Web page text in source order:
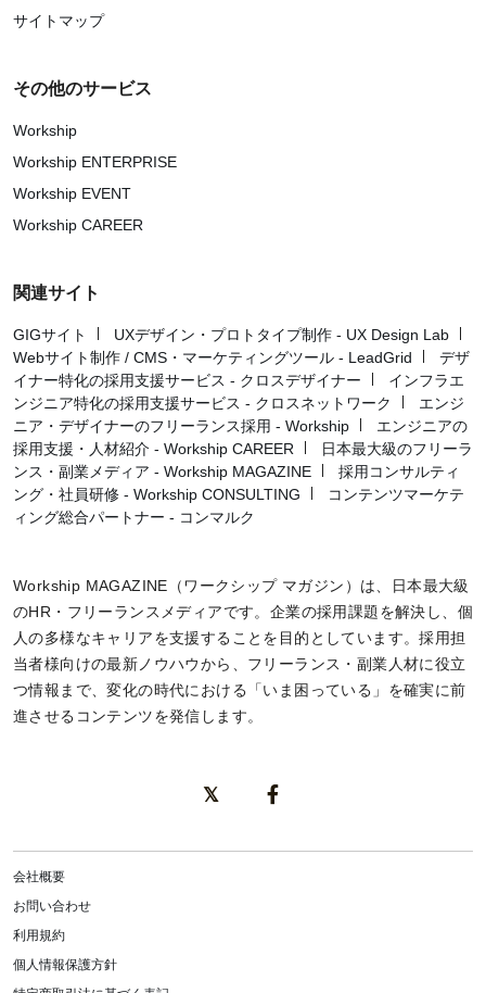
サイトマップ
その他のサービス
Workship
Workship ENTERPRISE
Workship EVENT
Workship CAREER
関連サイト
GIGサイト
UXデザイン・プロトタイプ制作 - UX Design Lab
Webサイト制作 / CMS・マーケティングツール - LeadGrid
デザ
イナー特化の採用支援サービス - クロスデザイナー
インフラエ
ンジニア特化の採用支援サービス - クロスネットワーク
エンジ
ニア・デザイナーのフリーランス採用 - Workship
エンジニアの
採用支援・人材紹介 - Workship CAREER
日本最大級のフリーラ
ンス・副業メディア - Workship MAGAZINE
採用コンサルティ
ング・社員研修 - Workship CONSULTING
コンテンツマーケテ
ィング総合パートナー - コンマルク
Workship MAGAZINE（ワークシップ マガジン）は、日本最大級
のHR・フリーランスメディアです。企業の採用課題を解決し、個
人の多様なキャリアを支援することを目的としています。採用担
当者様向けの最新ノウハウから、フリーランス・副業人材に役立
つ情報まで、変化の時代における「いま困っている」を確実に前
進させるコンテンツを発信します。
会社概要
お問い合わせ
利用規約
個人情報保護方針